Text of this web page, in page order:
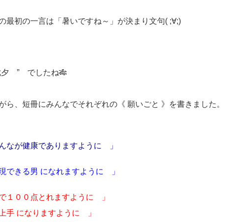
最初の一言は「暑いですね～」が決まり文句( ;∀;)
夕 ” でしたね🎋
ら、短冊にみんなでそれぞれの《 願いごと 》を書きました。
が健康でありますように 」
きる男 になれますように 」
００点とれますように 」
なりますように 」